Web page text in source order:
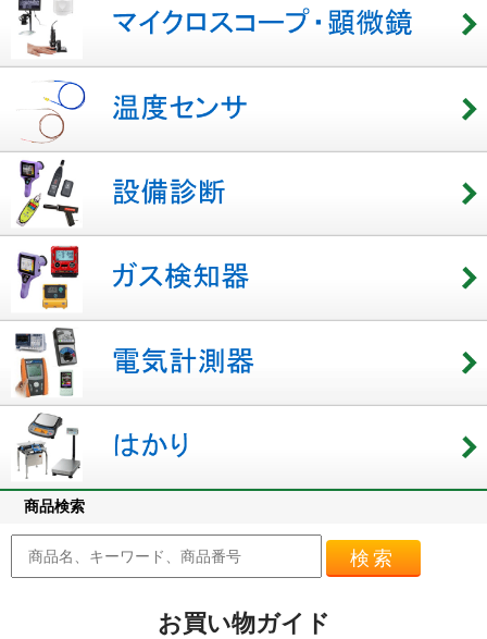
商品検索
検索
お買い物ガイド